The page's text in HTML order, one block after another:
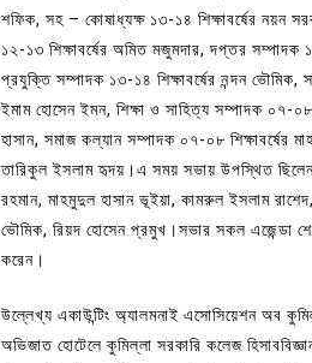
শফিক, সহ – কোষাধ্যক্ষ ১৩-১৪ শিক্ষাবর্ষের নয়ন
১২-১৩ শিক্ষাবর্ষের অমিত মজুমদার, দপ্তর সম্পাদক
প্রযুক্তি সম্পাদক ১৩-১৪ শিক্ষাবর্ষের নন্দন ভৌমিক,
ইমাম হোসেন ইমন, শিক্ষা ও সাহিত্য সম্পাদক ০৭-০৮
হাসান, সমাজ কল্যান সম্পাদক ০৭-০৮ শিক্ষাবর্ষের
তারিকুল ইসলাম হৃদয়।এ সময় সভায় উপস্থিত ছিলেন
রহমান, মাহমুদুল হাসান ভূইয়া, কামরুল ইসলাম
ভৌমিক, রিয়দ হোসেন প্রমুখ।সভার সকল এজেন্ডা
করেন।
উল্লেখ্য একাউন্টিং অ্যালমনাই এসোসিয়েশন অব
অভিজাত হোটেলে কুমিল্লা সরকারি কলেজ